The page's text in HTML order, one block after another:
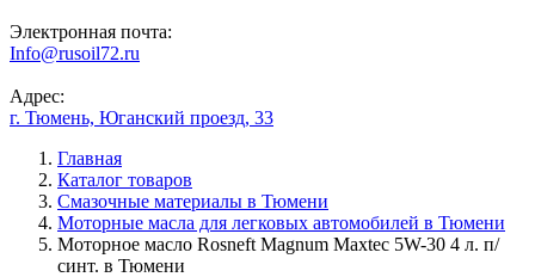
Электронная почта:
Info@rusoil72.ru
Адрес:
г. Тюмень, Юганский проезд, 33
Главная
Каталог товаров
Смазочные материалы в Тюмени
Моторные масла для легковых автомобилей в Тюмени
Моторное масло Rosneft Magnum Maxtec 5W-30 4 л. п/
синт. в Тюмени